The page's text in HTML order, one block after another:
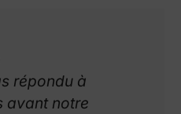
répondu à
avant notre